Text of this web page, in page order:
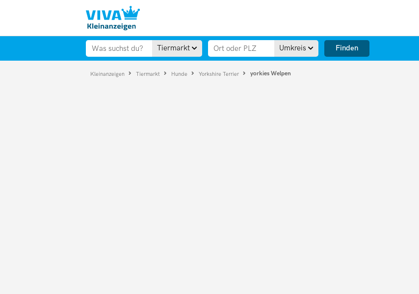
Tiermarkt Umkreis Finden
Kleinanzeigen Tiermarkt Hunde Yorkshire Terrier yorkies Welpen